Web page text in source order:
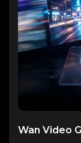
Wan Video